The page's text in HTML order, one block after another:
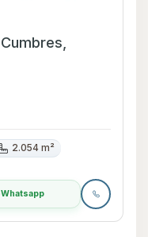
2.054 m²
Whatsapp